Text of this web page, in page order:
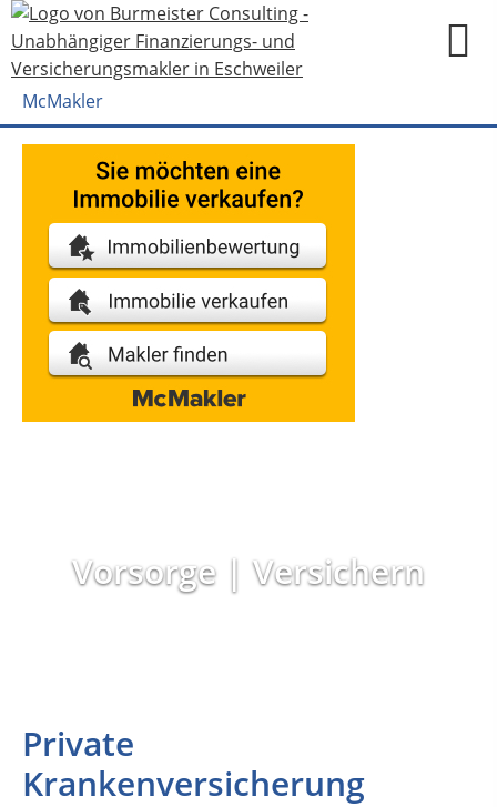
McMakler
Vorsorge | Versichern
Private
Krankenversicherung